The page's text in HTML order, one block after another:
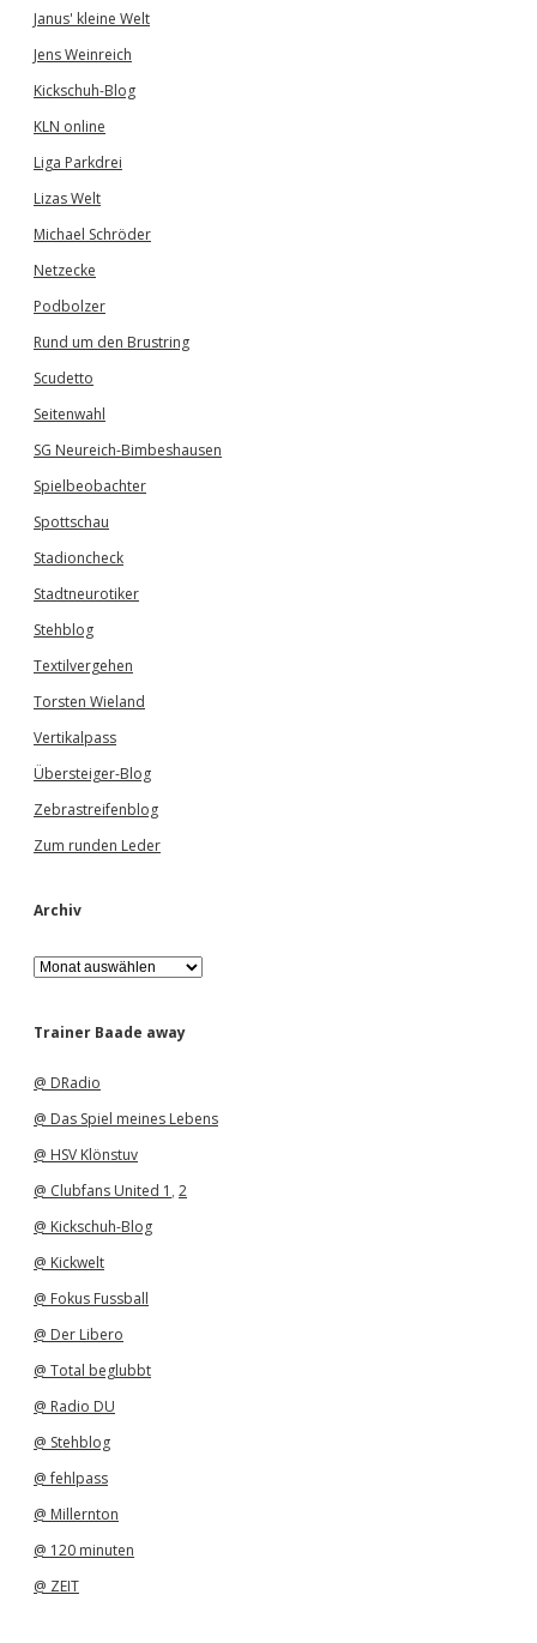
Janus' kleine Welt
Jens Weinreich
Kickschuh-Blog
KLN online
Liga Parkdrei
Lizas Welt
Michael Schröder
Netzecke
Podbolzer
Rund um den Brustring
Scudetto
Seitenwahl
SG Neureich-Bimbeshausen
Spielbeobachter
Spottschau
Stadioncheck
Stadtneurotiker
Stehblog
Textilvergehen
Torsten Wieland
Vertikalpass
Übersteiger-Blog
Zebrastreifenblog
Zum runden Leder
Archiv
A
r
h
Trainer Baade away
@ DRadio
@ Das Spiel meines Lebens
@ HSV Klönstuv
@ Clubfans United 1 , 2
@ Kickschuh-Blog
@ Kickwelt
@ Fokus Fussball
@ Der Libero
@ Total beglubbt
@ Radio DU
@ Stehblog
@ fehlpass
@ Millernton
@ 120 minuten
@ ZEIT